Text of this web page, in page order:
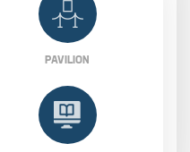
PAVILION